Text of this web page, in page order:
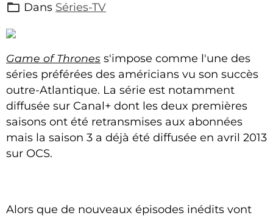
Dans Séries-TV
Game of Thrones s'impose comme l'une des
séries préférées des américians vu son succès
outre-Atlantique. La série est notamment
diffusée sur Canal+ dont les deux premières
saisons ont été retransmises aux abonnées
mais la saison 3 a déjà été diffusée en avril 2013
sur OCS.
Alors que de nouveaux épisodes inédits vont